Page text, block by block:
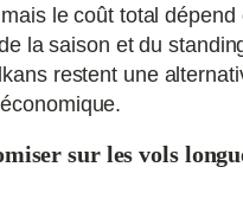
le coût total dépend
la saison et du
restent une
sur les vols